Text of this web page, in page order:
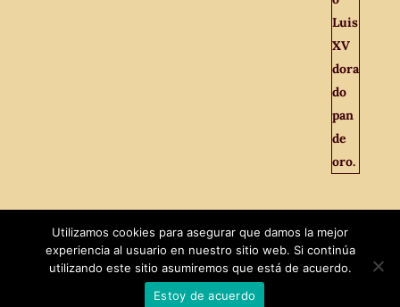
MaxTech| El Viejo Odeón © 2021
Utilizamos cookies para asegurar que damos la mejor
experiencia al usuario en nuestro sitio web. Si continúa
utilizando este sitio asumiremos que está de acuerdo.
Estoy de acuerdo